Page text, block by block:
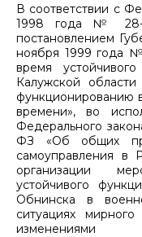
В соответствии с
1998 года № 28-
постановлением
ноября 1999 года
время
Калужской
функционированию
времени», во
Федерального
ФЗ «Об общих
самоуправления в
организации
устойчивого
Обнинска в
ситуациях
изменениями